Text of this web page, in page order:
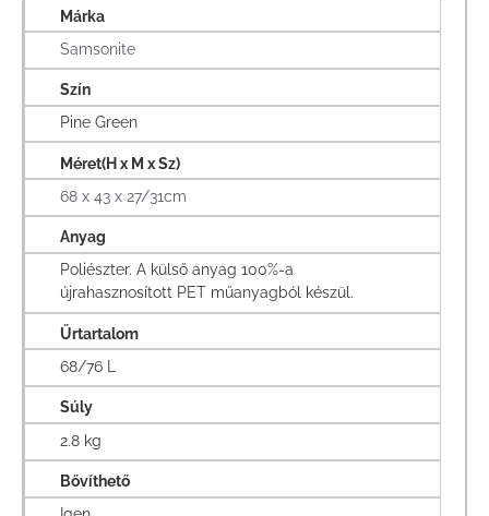
Márka
Samsonite
Szín
Pine Green
Méret(H x M x Sz)
68 x 43 x 27/31cm
Anyag
Poliészter. A külső anyag 100%-a
újrahasznosított PET műanyagból készül.
Űrtartalom
68/76 L
Súly
2.8 kg
Bővíthető